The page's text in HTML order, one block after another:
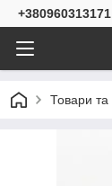
Товари та